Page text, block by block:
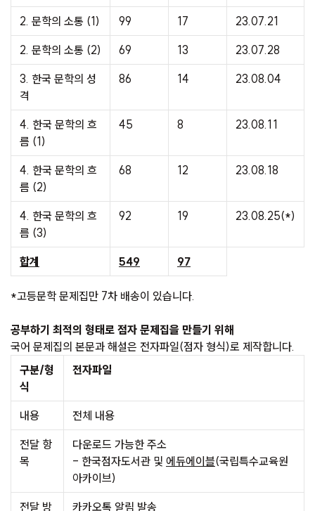
2. 문학의 소통 (1) 99 17 23.07.21
2. 문학의 소통 (2) 69 13 23.07.28
3. 한국 문학의 성
격
86 14 23.08.04
4. 한국 문학의 흐
름 (1)
45 8 23.08.11
4. 한국 문학의 흐
름 (2)
68 12 23.08.18
4. 한국 문학의 흐
름 (3)
92 19 23.08.25(*)
합계 549 97
*고등문학 문제집만 7차 배송이 있습니다.
공부하기 최적의 형태로 점자 문제집을 만들기 위해
국어 문제집의 본문과 해설은 전자파일(점자 형식)로 제작합니다.
구분/형
식
전자파일
내용 전체 내용
전달 항
목
다운로드 가능한 주소
- 한국점자도서관 및 에듀에이블(국립특수교육원
아카이브)
전달 방 카카오톡 알림 발송